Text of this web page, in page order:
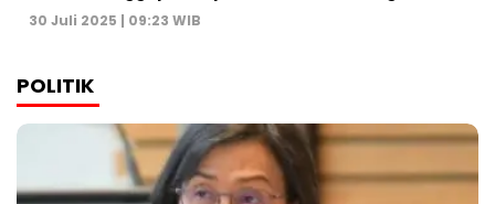
30 Juli 2025 | 09:23 WIB
POLITIK